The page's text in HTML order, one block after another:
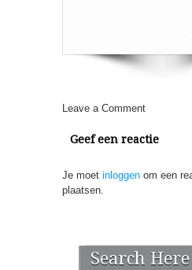
Leave a Comment
Geef een reactie
Je moet inloggen om een
plaatsen.
Search Here